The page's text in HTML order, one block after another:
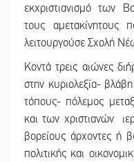
εκχριστιανισμό των
τους αμετακίνητους
λειτουργούσε Σχολή
Κοντά τρεις αιώνες
στην κυριολεξία-
τόπους- πόλεμος
και των χριστιανών
βορείους άρχοντες ή
πολιτικής και